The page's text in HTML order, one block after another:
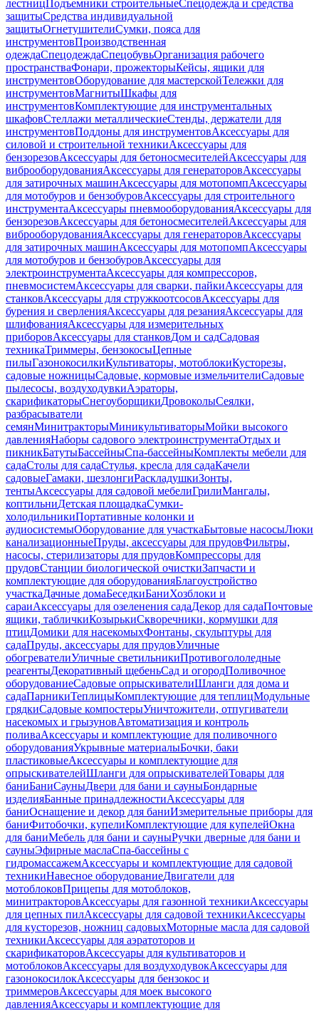
лестницПодъемники строительныеСпецодежда и средства
защитыСредства индивидуальной
защитыОгнетушителиСумки, пояса для
инструментовПроизводственная
одеждаСпецодеждаСпецобувьОрганизация рабочего
пространстваФонари, прожекторыКейсы, ящики для
инструментовОборудование для мастерскойТележки для
инструментовМагнитыШкафы для
инструментовКомплектующие для инструментальных
шкафовСтеллажи металлическиеСтенды, держатели для
инструментовПоддоны для инструментовАксессуары для
силовой и строительной техникиАксессуары для
бензорезовАксессуары для бетоносмесителейАксессуары для
виброоборудованияАксессуары для генераторовАксессуары
для затирочных машинАксессуары для мотопомпАксессуары
для мотобуров и бензобуровАксессуары для строительного
инструментаАксессуары пневмооборудованияАксессуары для
бензорезовАксессуары для бетоносмесителейАксессуары для
виброоборудованияАксессуары для генераторовАксессуары
для затирочных машинАксессуары для мотопомпАксессуары
для мотобуров и бензобуровАксессуары для
электроинструментаАксессуары для компрессоров,
пневмосистемАксессуары для сварки, пайкиАксессуары для
станковАксессуары для стружкоотсосовАксессуары для
бурения и сверленияАксессуары для резанияАксессуары для
шлифованияАксессуары для измерительных
приборовАксессуары для станковДом и садСадовая
техникаТриммеры, бензокосыЦепные
пилыГазонокосилкиКультиваторы, мотоблокиКусторезы,
садовые ножницыСадовые, кормовые измельчителиСадовые
пылесосы, воздуходувкиАэраторы,
скарификаторыСнегоуборщикиДровоколыСеялки,
разбрасыватели
семянМинитракторыМиникультиваторыМойки высокого
давленияНаборы садового электроинструментаОтдых и
пикникБатутыБассейныСпа-бассейныКомплекты мебели для
садаСтолы для садаСтулья, кресла для садаКачели
садовыеГамаки, шезлонгиРаскладушкиЗонты,
тентыАксессуары для садовой мебелиГрилиМангалы,
коптильниДетская площадкаСумки-
холодильникиПортативные колонки и
аудиосистемыОборудование для участкаБытовые насосыЛюки
канализационныеПруды, аксессуары для прудовФильтры,
насосы, стерилизаторы для прудовКомпрессоры для
прудовСтанции биологической очисткиЗапчасти и
комплектующие для оборудованияБлагоустройство
участкаДачные домаБеседкиБаниХозблоки и
сараиАксессуары для озеленения садаДекор для садаПочтовые
ящики, табличкиКозырькиСкворечники, кормушки для
птицДомики для насекомыхФонтаны, скульптуры для
садаПруды, аксессуары для прудовУличные
обогревателиУличные светильникиПротивогололедные
реагентыДекоративный щебеньСад и огородПоливочное
оборудованиеСадовые опрыскивателиШланги для дома и
садаПарникиТеплицыКомплектующие для теплицМодульные
грядкиСадовые компостерыУничтожители, отпугиватели
насекомых и грызуновАвтоматизация и контроль
поливаАксессуары и комплектующие для поливочного
оборудованияУкрывные материалыБочки, баки
пластиковыеАксессуары и комплектующие для
опрыскивателейШланги для опрыскивателейТовары для
баниБаниСауныДвери для бани и сауныБондарные
изделияБанные принадлежностиАксессуары для
баниОснащение и декор для баниИзмерительные приборы для
баниФитобочки, купелиКомплектующие для купелейОкна
для баниМебель для бани и сауныРучки дверные для бани и
сауныЭфирные маслаСпа-бассейны с
гидромассажемАксессуары и комплектующие для садовой
техникиНавесное оборудованиеДвигатели для
мотоблоковПрицепы для мотоблоков,
минитракторовАксессуары для газонной техникиАксессуары
для цепных пилАксессуары для садовой техникиАксессуары
для кусторезов, ножниц садовыхМоторные масла для садовой
техникиАксессуары для аэратоторов и
скарификаторовАксессуары для культиваторов и
мотоблоковАксессуары для воздуходувокАксессуары для
газонокосилокАксессуары для бензокос и
триммеровАксессуары для моек высокого
давленияАксессуары и комплектующие для